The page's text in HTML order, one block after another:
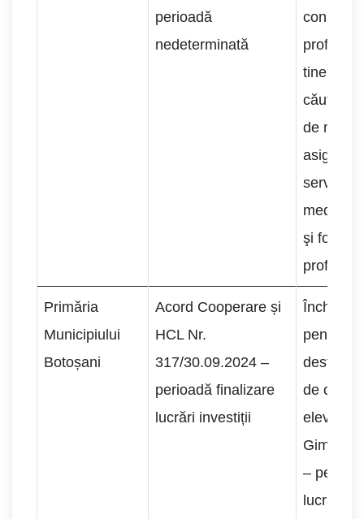
perioadă
nedeterminată
consiliere
tinerilor
căutarea
de
mediere
şi
Primăria
Municipiului
Botoșani
Acord Cooperare și
HCL Nr.
317/30.09.2024 –
perioadă finalizare
lucrări investiții
pentru
de curs
elevii din
– pentru
lucrărilor